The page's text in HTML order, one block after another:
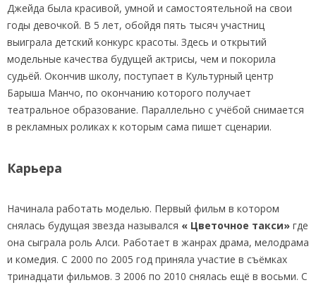
Джейда была красивой, умной и самостоятельной на свои
годы девочкой. В 5 лет, обойдя пять тысяч участниц
выиграла детский конкурс красоты. Здесь и открытий
модельные качества будущей актрисы, чем и покорила
судьёй. Окончив школу, поступает в Культурный центр
Барыша Манчо, по окончанию которого получает
театральное образование. Параллельно с учёбой снимается
в рекламных роликах к которым сама пишет сценарии.
Карьера
Начинала работать моделью. Первый фильм в котором
снялась будущая звезда назывался « Цветочное такси» где
она сыграла роль Алси. Работает в жанрах драма, мелодрама
и комедия. С 2000 по 2005 год приняла участие в съёмках
тринадцати фильмов. З 2006 по 2010 снялась ещё в восьми. С